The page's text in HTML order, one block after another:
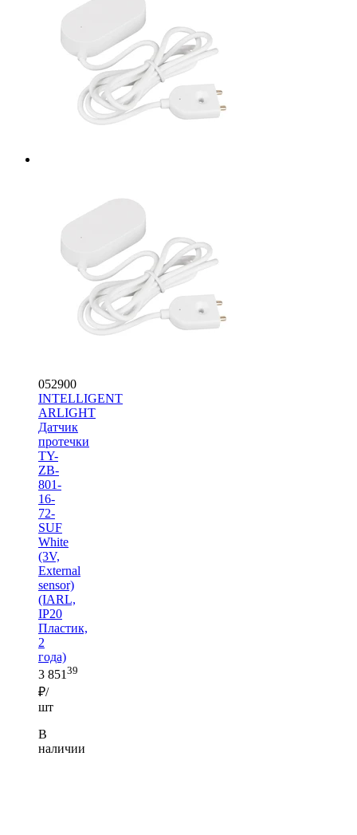
052900
INTELLIGENT
ARLIGHT
Датчик
протечки
TY-
ZB-
801-
16-
72-
SUF
White
(3V,
External
sensor)
(IARL,
IP20
Пластик,
2
года)
3 85139
₽/
шт
В
наличии